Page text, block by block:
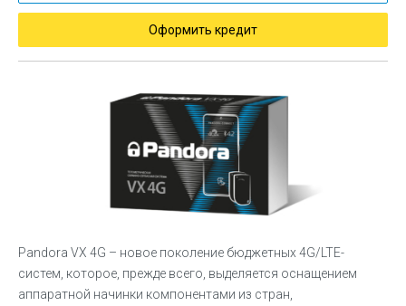
Оформить кредит
Pandora VX 4G – новое поколение бюджетных 4G/LTE-
систем, которое, прежде всего, выделяется оснащением
аппаратной начинки компонентами из стран,